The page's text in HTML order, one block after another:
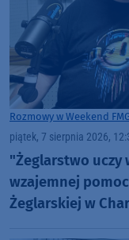
Rozmowy w Weekend FM
piątek, 7 sierpnia 2026,
"Żeglarstwo uczy
wzajemnej
Żeglarskiej w